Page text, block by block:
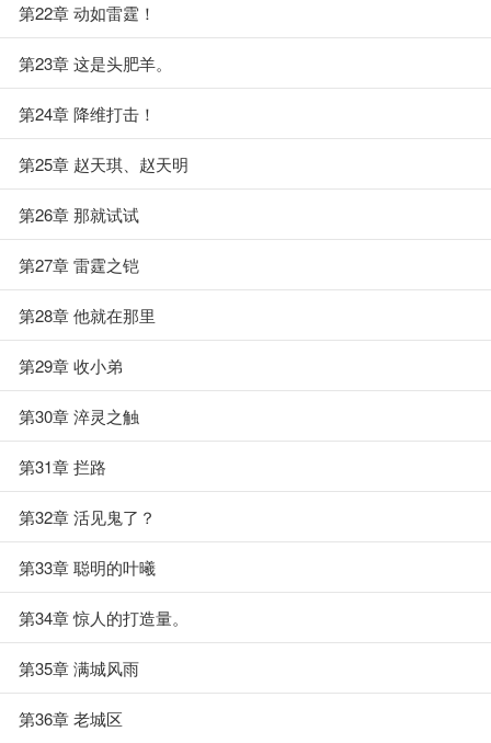
第22章 动如雷霆！
第23章 这是头肥羊。
第24章 降维打击！
第25章 赵天琪、赵天明
第26章 那就试试
第27章 雷霆之铠
第28章 他就在那里
第29章 收小弟
第30章 淬灵之触
第31章 拦路
第32章 活见鬼了？
第33章 聪明的叶曦
第34章 惊人的打造量。
第35章 满城风雨
第36章 老城区